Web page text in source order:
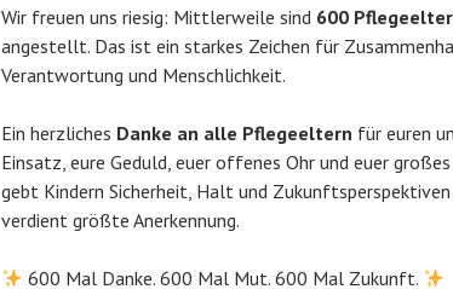
Wir freuen uns riesig: Mittlerweile sind 600
angestellt. Das ist ein starkes Zeichen für
Verantwortung und Menschlichkeit.
Ein herzliches Danke an alle Pflegeeltern für euren
Einsatz, eure Geduld, euer offenes Ohr und euer
gebt Kindern Sicherheit, Halt und Zukunftsperspektiven
verdient größte Anerkennung.
600 Mal Danke. 600 Mal Mut. 600 Mal Zukunft.